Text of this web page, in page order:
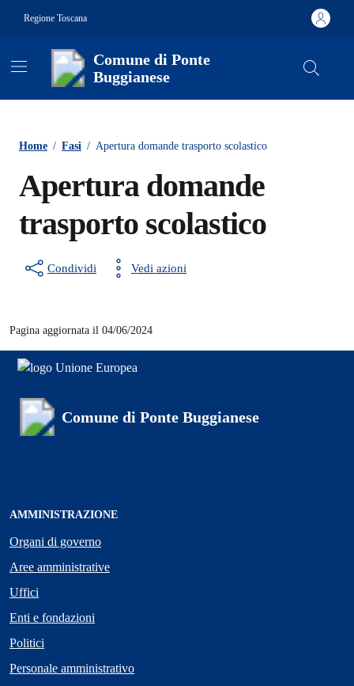
Regione Toscana
Comune di Ponte
Buggianese
Home / Fasi / Apertura domande trasporto scolastico
Apertura domande
trasporto scolastico
Condividi Vedi azioni
Pagina aggiornata il 04/06/2024
Comune di Ponte Buggianese
AMMINISTRAZIONE
Organi di governo
Aree amministrative
Uffici
Enti e fondazioni
Politici
Personale amministrativo